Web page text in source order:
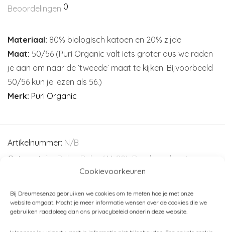
Cookievoorkeuren
Bij Dreumesenzo gebruiken we cookies om te meten hoe je met onze
website omgaat. Mocht je meer informatie wensen over de cookies die we
gebruiken raadpleeg dan ons privacybeleid onderin deze website.
Beoordelingen 0
Materiaal: 80% biologisch katoen en 20% zijde
Maat: 50/56 (Puri Organic valt iets groter dus we raden
je aan om naar de ’tweede’ maat te kijken. Bijvoorbeeld
50/56 kun je lezen als 56.)
Merk: Puri Organic
Artikelnummer: N/B
Categorieën: Baby Baby (44-80) Broeken - leggings -
,Kleding,Puri Organic